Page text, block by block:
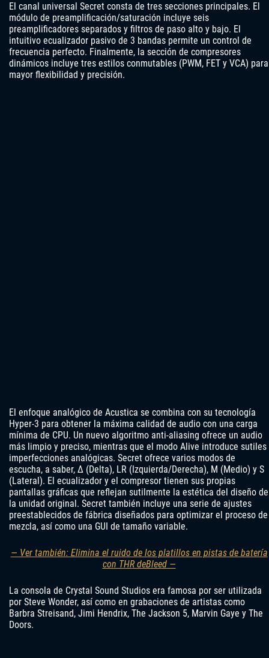
El canal universal Secret consta de tres secciones principales. El
módulo de preamplificación/saturación incluye seis
preamplificadores separados y filtros de paso alto y bajo. El
intuitivo ecualizador pasivo de 3 bandas permite un control de
frecuencia perfecto. Finalmente, la sección de compresores
dinámicos incluye tres estilos conmutables (PWM, FET y VCA) para
mayor flexibilidad y precisión.
El enfoque analógico de Acustica se combina con su tecnología
Hyper-3 para obtener la máxima calidad de audio con una carga
mínima de CPU. Un nuevo algoritmo anti-aliasing ofrece un audio
más limpio y preciso, mientras que el modo Alive introduce sutiles
imperfecciones analógicas. Secret ofrece varios modos de
escucha, a saber, Δ (Delta), LR (Izquierda/Derecha), M (Medio) y S
(Lateral). El ecualizador y el compresor tienen sus propias
pantallas gráficas que reflejan sutilmente la estética del diseño de
la unidad original. Secret también incluye una serie de ajustes
preestablecidos de fábrica diseñados para optimizar el proceso de
mezcla, así como una GUI de tamaño variable.
— Ver también: Elimina el ruido de los platillos en pistas de batería
con THR deBleed —
La consola de Crystal Sound Studios era famosa por ser utilizada
por Steve Wonder, así como en grabaciones de artistas como
Barbra Streisand, Jimi Hendrix, The Jackson 5, Marvin Gaye y The
Doors.